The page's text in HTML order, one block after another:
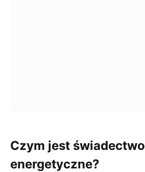
Czym jest świadectwo
energetyczne?